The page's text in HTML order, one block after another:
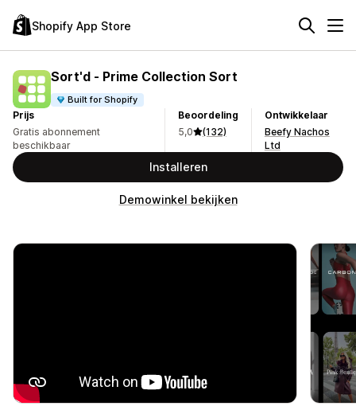
Shopify App Store
Sort'd ‑ Prime Collection Sort
Built for Shopify
Prijs
Gratis abonnement
beschikbaar
Beoordeling
5,0
(132)
Ontwikkelaar
Beefy Nachos
Ltd
Installeren
Demowinkel bekijken